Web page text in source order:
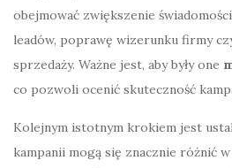
obejmować zwiększenie
leadów, poprawę wizerunku firmy
sprzedaży. Ważne jest, aby były one
co pozwoli ocenić skuteczność
Kolejnym istotnym krokiem jest
kampanii mogą się znacznie różnić